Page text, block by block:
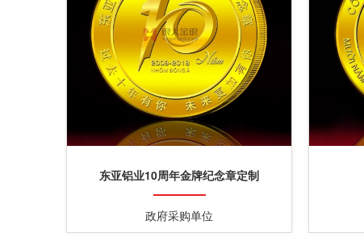
东亚铝业10周年金牌纪念章定制
政府采购单位